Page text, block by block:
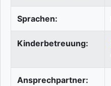
Sprachen:
Kinderbetreuung:
Ansprechpartner: